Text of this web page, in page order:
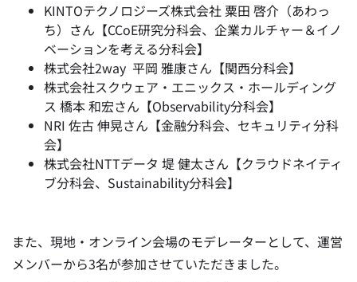
KINTOテクノロジーズ株式会社 粟田 啓介（あわっ
ち）さん【CCoE研究分科会、企業カルチャー＆イノ
ベーションを考える分科会】
株式会社2way 平岡 雅康さん【関西分科会】
株式会社スクウェア・エニックス・ホールディング
ス 橋本 和宏さん【Observability分科会】
NRI 佐古 伸晃さん【金融分科会、セキュリティ分科
会】
株式会社NTTデータ 堤 健太さん【クラウドネイティ
ブ分科会、Sustainability分科会】
また、現地・オンライン会場のモデレーターとして、運営
メンバーから3名が参加させていただきました。